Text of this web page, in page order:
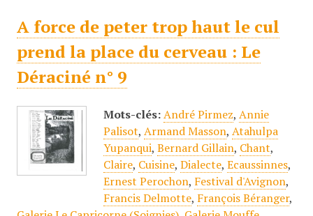
A force de peter trop haut le cul
prend la place du cerveau : Le
Déraciné n° 9
Mots-clés: André Pirmez, Annie
Palisot, Armand Masson, Atahulpa
Yupanqui, Bernard Gillain, Chant,
Claire, Cuisine, Dialecte, Ecaussinnes,
Ernest Perochon, Festival d'Avignon,
Francis Delmotte, François Béranger,